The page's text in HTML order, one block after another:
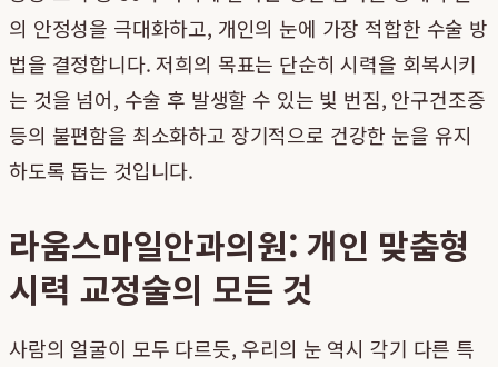
의 안정성을 극대화하고, 개인의 눈에 가장 적합한 수술 방
법을 결정합니다. 저희의 목표는 단순히 시력을 회복시키
는 것을 넘어, 수술 후 발생할 수 있는 빛 번짐, 안구건조증
등의 불편함을 최소화하고 장기적으로 건강한 눈을 유지
하도록 돕는 것입니다.
라움스마일안과의원: 개인 맞춤형
시력 교정술의 모든 것
사람의 얼굴이 모두 다르듯, 우리의 눈 역시 각기 다른 특